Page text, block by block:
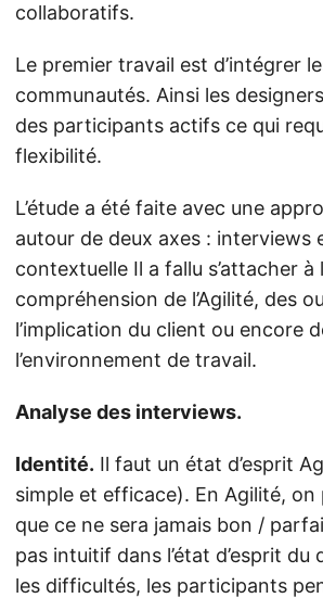
collaboratifs.
Le premier travail est d’intégrer
communautés. Ainsi les
des participants actifs ce qui
flexibilité.
L’étude a été faite avec une
autour de deux axes : interviews
contextuelle Il a fallu s’attacher à
compréhension de l’Agilité, des
l’implication du client ou encore
l’environnement de travail.
Analyse des interviews.
Identité. Il faut un état d’esprit
simple et efficace). En Agilité,
que ce ne sera jamais bon /
pas intuitif dans l’état d’esprit du
les difficultés, les participants